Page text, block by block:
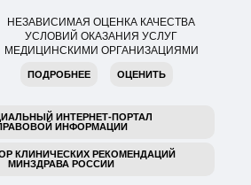
НЕЗАВИСИМАЯ ОЦЕНКА КАЧЕСТВА
УСЛОВИЙ ОКАЗАНИЯ УСЛУГ
МЕДИЦИНСКИМИ ОРГАНИЗАЦИЯМИ
ПОДРОБНЕЕ ОЦЕНИТЬ
ИНТЕРНЕТ-ПОРТАЛ
ИНФОРМАЦИИ
КЛИНИЧЕСКИХ РЕКОМЕНДАЦИЙ
МИНЗДРАВА РОССИИ